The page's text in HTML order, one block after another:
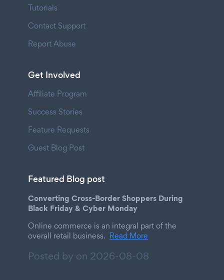
Tutorials
Contact Support
Report Abuse
Get Involved
Affiliate Program
Success Stories
Feature Requests
Guest Blog Post
Featured Blog post
Converting Cross-Border Shoppers During
Black Friday & Cyber Monday
Online commerce is an integral part of the
overall retail business. Read More
Posted by on 2026-08-08